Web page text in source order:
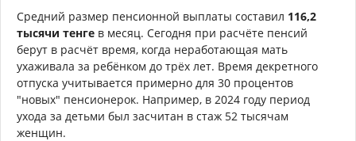
Средний размер пенсионной выплаты составил 116,2
тысячи тенге в месяц. Сегодня при расчёте пенсий
берут в расчёт время, когда неработающая мать
ухаживала за ребёнком до трёх лет. Время декретного
отпуска учитывается примерно для 30 процентов
"новых" пенсионерок. Например, в 2024 году период
ухода за детьми был засчитан в стаж 52 тысячам
женщин.